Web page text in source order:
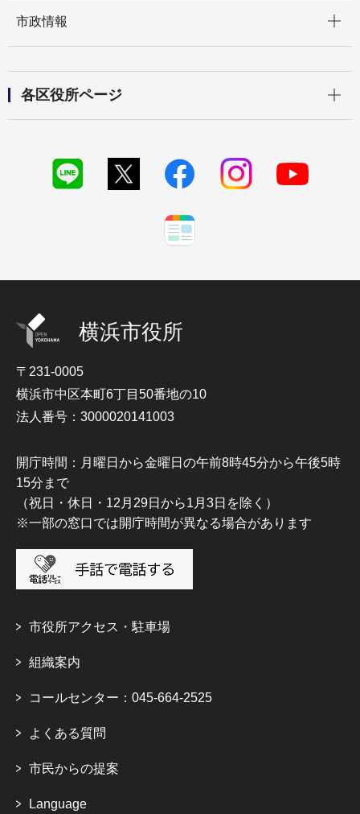
市政情報
各区役所ページ
横浜市役所
〒231-0005
横浜市中区本町6丁目50番地の10
法人番号：3000020141003
開庁時間：月曜日から金曜日の午前8時45分から午後5時
15分まで
（祝日・休日・12月29日から1月3日を除く）
※一部の窓口では開庁時間が異なる場合があります
市役所アクセス・駐車場
組織案内
コールセンター：045-664-2525
よくある質問
市民からの提案
Language